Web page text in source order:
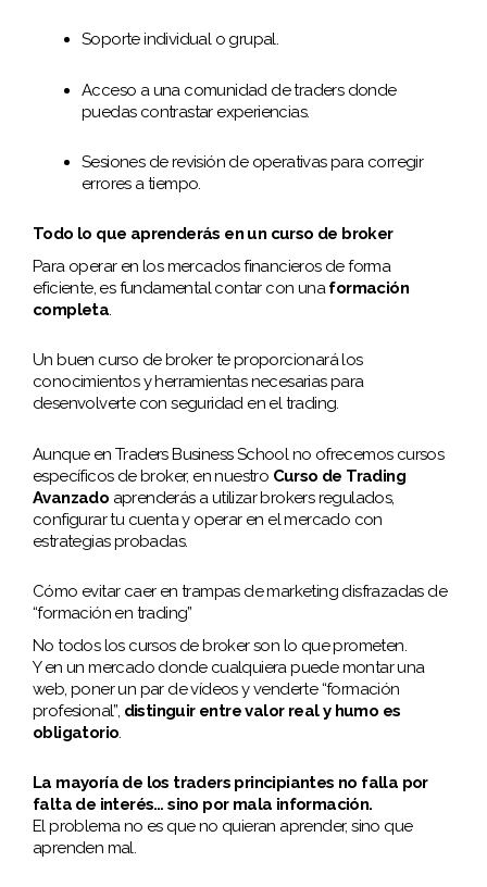
Soporte individual o grupal.
Acceso a una comunidad de traders donde
puedas contrastar experiencias.
Sesiones de revisión de operativas para corregir
errores a tiempo.
Todo lo que aprenderás en un curso de broker
Para operar en los mercados financieros de forma
eficiente, es fundamental contar con unaformación
completa.
Un buen curso de broker te proporcionará los
conocimientos y herramientas necesarias para
desenvolverte con seguridad en el trading.
Aunque en Traders Business School no ofrecemos cursos
específicos de broker, en nuestro Curso de Trading
Avanzado aprenderás a utilizar brokers regulados,
configurar tu cuenta y operar en el mercado con
estrategias probadas.
Cómo evitar caer en trampas de marketing disfrazadas de
“formación en trading”
No todos los cursos de broker son lo que prometen.
Y en un mercado donde cualquiera puede montar una
web, poner un par de vídeos y venderte “formación
profesional”, distinguir entre valor real y humo es
obligatorio.
La mayoría de los traders principiantes no falla por
falta de interés… sino por mala información.
El problema no es que no quieran aprender, sino que
aprenden mal.